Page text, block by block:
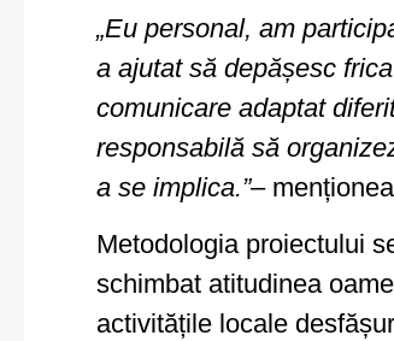
„Eu personal, am
a ajutat să depășesc
comunicare adaptat
responsabilă să
a se implica.”–
Metodologia proiectului
schimbat atitudinea
activitățile locale